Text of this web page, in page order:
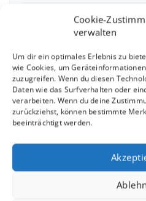
Cookie-
verwalten
Um dir ein optimales Erlebnis zu
wie Cookies, um
zuzugreifen. Wenn du diesen
Daten wie das Surfverhalten oder
verarbeiten. Wenn du deine
zurückziehst, können bestimmte
beeinträchtigt werden.
Gartenlesung am
26.04. im Café Kulturpark
16.04. in der Kaffeerösterei
Interview mit